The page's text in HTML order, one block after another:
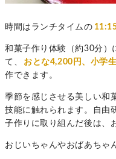
時間はランチタイムの
和菓子作り体験（約30分）
て、
おとな4,200円、小学
作できます。
季節を感じさせる美しい和
技能に触れられます。自由
子作りに取り組んだ後は、
おじいちゃんやおばあちゃ